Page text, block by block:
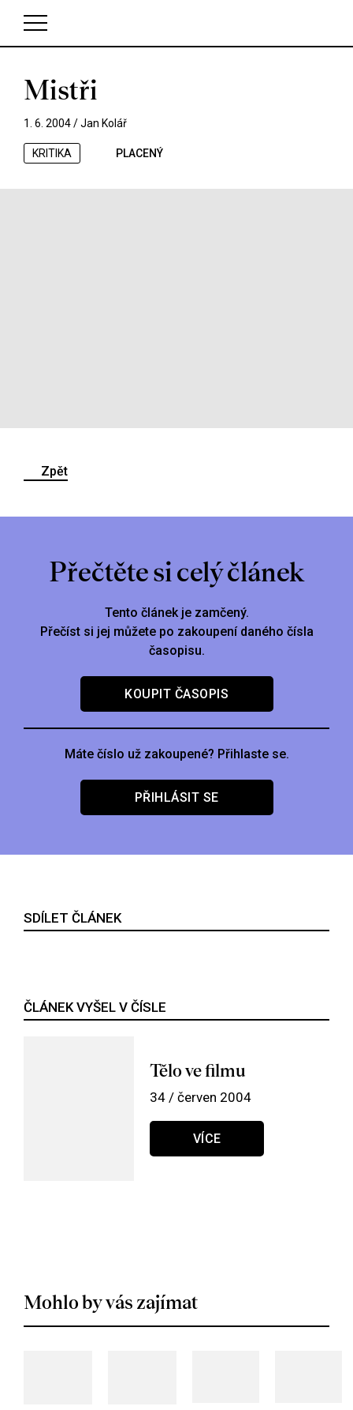
Mistři
1. 6. 2004 /Jan Kolář
KRITIKA PLACENÝ
Zpět
Přečtěte si celý článek
Tento článek je zamčený.
Přečíst si jej můžete po zakoupení daného čísla
časopisu.
KOUPIT ČASOPIS
Máte číslo už zakoupené? Přihlaste se.
PŘIHLÁSIT SE
SDÍLET ČLÁNEK
ČLÁNEK VYŠEL V ČÍSLE
Tělo ve filmu
34 / červen 2004
VÍCE
Mohlo by vás zajímat